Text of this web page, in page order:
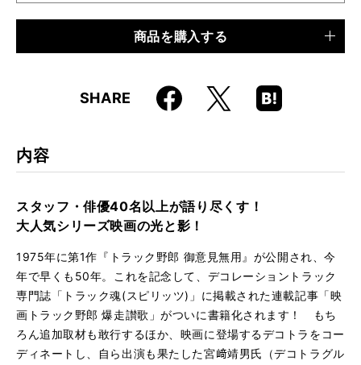
9784845643233
商品を購入する
SHARE Faceboo
k
X
Hatena
Boo
内容
スタッフ・俳優40名以上が語り尽くす！
大人気シリーズ映画の光と影！
1975年に第1作『トラック野郎 御意見無用』が公開され、今
年で早くも50年。これを記念して、デコレーショントラック
専門誌「トラック魂(スピリッツ)」に掲載された連載記事「映
画トラック野郎 爆走讃歌」がついに書籍化されます！ もち
ろん追加取材も敢行するほか、映画に登場するデコトラをコー
ディネートし、自ら出演も果たした宮﨑靖男氏（デコトラグル